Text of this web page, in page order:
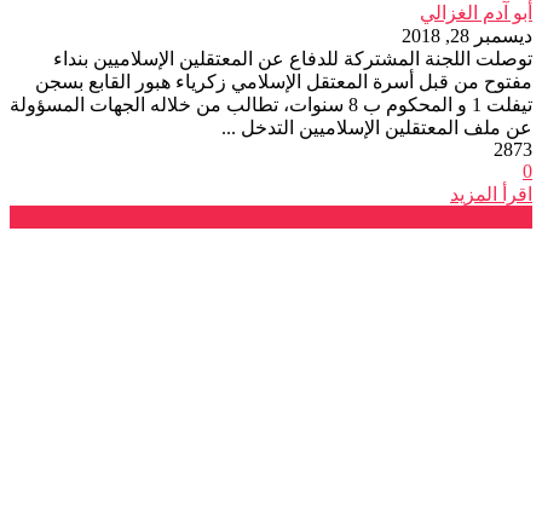
أبو آدم الغزالي
ديسمبر 28, 2018
توصلت اللجنة المشتركة للدفاع عن المعتقلين الإسلاميين بنداء
مفتوح من قبل أسرة المعتقل الإسلامي زكرياء هبور القابع بسجن
تيفلت 1 و المحكوم ب 8 سنوات، تطالب من خلاله الجهات المسؤولة
عن ملف المعتقلين الإسلاميين التدخل ...
2873
0
اقرأ المزيد